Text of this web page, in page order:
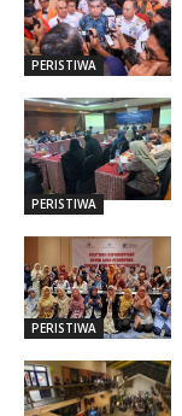
PERISTIWA
PERISTIWA
PERISTIWA